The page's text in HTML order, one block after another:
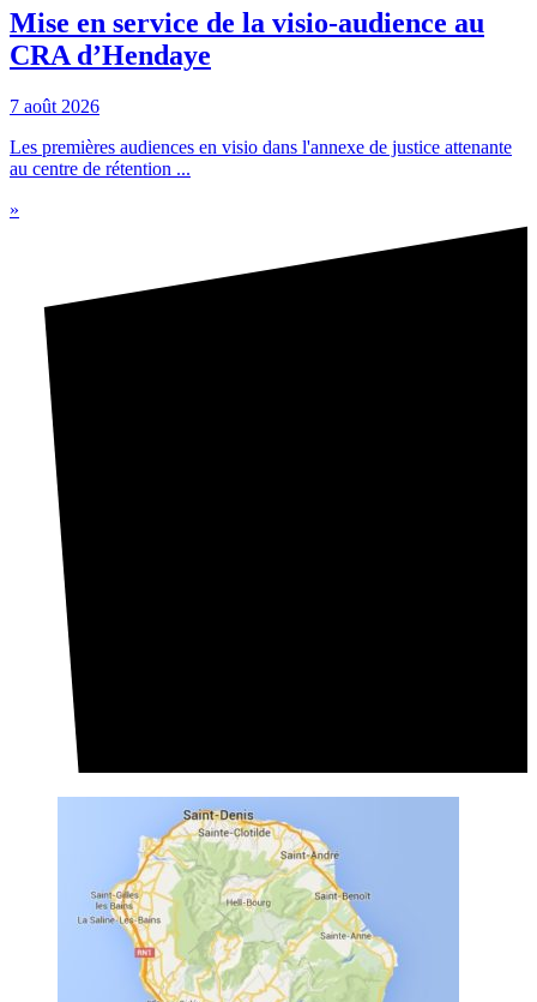
Mise en service de la visio-audience au
CRA d’Hendaye
7 août 2026
Les premières audiences en visio dans l'annexe de justice attenante
au centre de rétention ...
»